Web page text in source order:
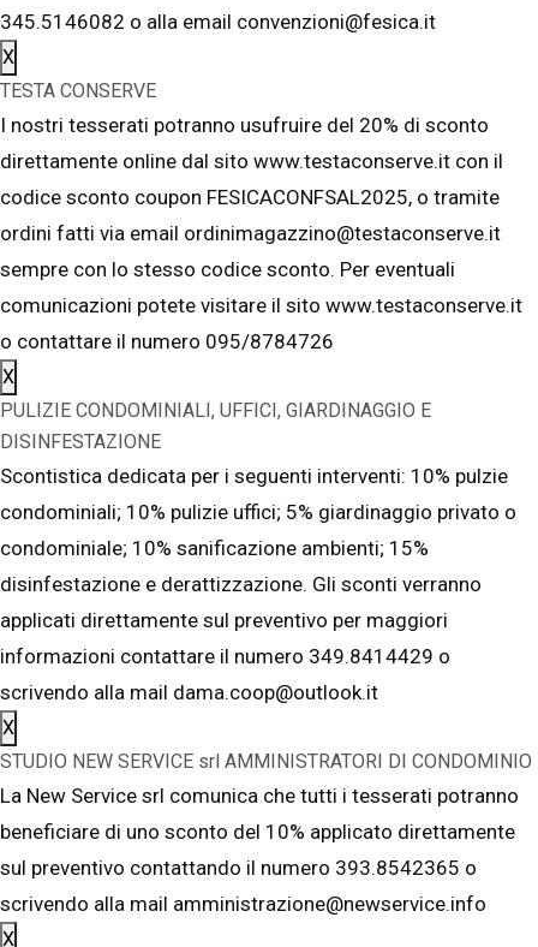
345.5146082 o alla email convenzioni@fesica.it
X
TESTA CONSERVE
I nostri tesserati potranno usufruire del 20% di sconto
direttamente online dal sito www.testaconserve.it con il
codice sconto coupon FESICACONFSAL2025, o tramite
ordini fatti via email ordinimagazzino@testaconserve.it
sempre con lo stesso codice sconto. Per eventuali
comunicazioni potete visitare il sito www.testaconserve.it
o contattare il numero 095/8784726
X
PULIZIE CONDOMINIALI, UFFICI, GIARDINAGGIO E
DISINFESTAZIONE
Scontistica dedicata per i seguenti interventi: 10% pulzie
condominiali; 10% pulizie uffici; 5% giardinaggio privato o
condominiale; 10% sanificazione ambienti; 15%
disinfestazione e derattizzazione. Gli sconti verranno
applicati direttamente sul preventivo per maggiori
informazioni contattare il numero 349.8414429 o
scrivendo alla mail dama.coop@outlook.it
X
STUDIO NEW SERVICE srl AMMINISTRATORI DI CONDOMINIO
La New Service srl comunica che tutti i tesserati potranno
beneficiare di uno sconto del 10% applicato direttamente
sul preventivo contattando il numero 393.8542365 o
scrivendo alla mail amministrazione@newservice.info
X